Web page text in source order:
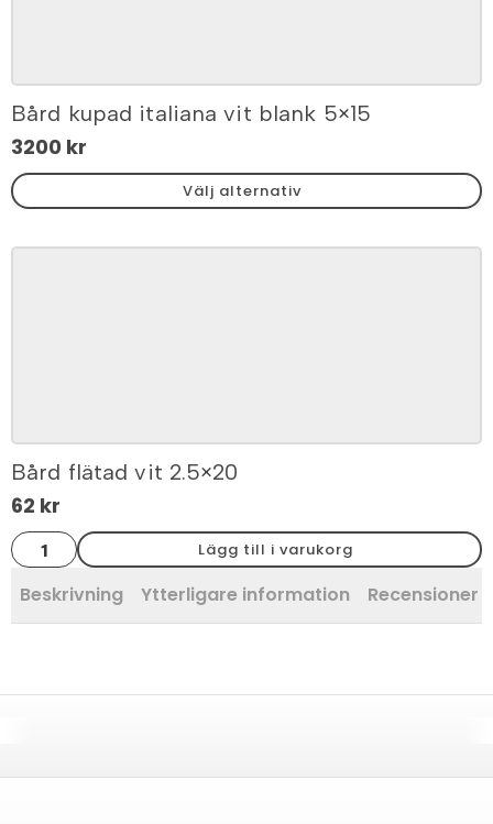
Bård kupad italiana vit blank 5×15
3200 kr
Välj alternativ
Den
här
har
på
produktsidan
Bård flätad vit 2.5×20
62 kr
Bård
flätad
vit
2.5x20
Lägg till i varukorg
Beskrivning Ytterligare information Recensioner